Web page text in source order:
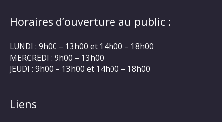
Horaires d’ouverture au public :
LUNDI : 9h00 – 13h00 et 14h00 – 18h00
MERCREDI : 9h00 – 13h00
JEUDI : 9h00 – 13h00 et 14h00 – 18h00
Liens